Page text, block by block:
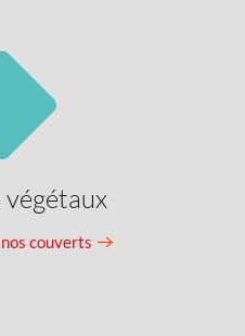
couverts